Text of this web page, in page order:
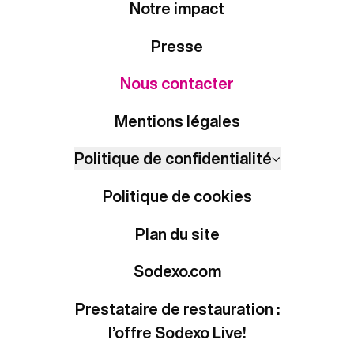
Notre impact
Presse
Nous contacter
Mentions légales
Politique de confidentialité
Politique de cookies
Plan du site
Sodexo.com
Prestataire de restauration :
l’offre Sodexo Live!